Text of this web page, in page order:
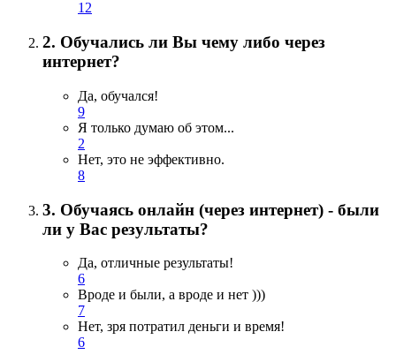
12
2. Обучались ли Вы чему либо через
интернет?
Да, обучался!
9
Я только думаю об этом...
2
Нет, это не эффективно.
8
3. Обучаясь онлайн (через интернет) - были
ли у Вас результаты?
Да, отличные результаты!
6
Вроде и были, а вроде и нет )))
7
Нет, зря потратил деньги и время!
6